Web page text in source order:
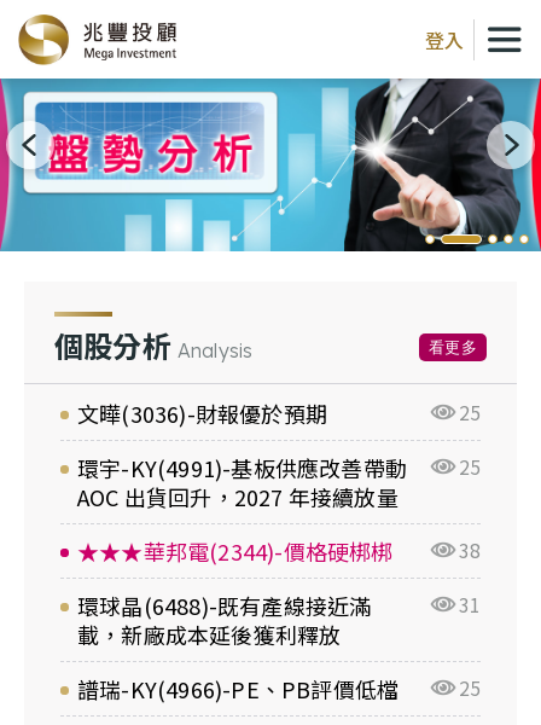
登入
個股分析 Analysis 看更多
文曄(3036)-財報優於預期 25
環宇-KY(4991)-基板供應改善帶動
AOC 出貨回升，2027 年接續放量
25
★★★華邦電(2344)-價格硬梆梆 38
環球晶(6488)-既有產線接近滿
載，新廠成本延後獲利釋放
31
譜瑞-KY(4966)-PE、PB評價低檔 25